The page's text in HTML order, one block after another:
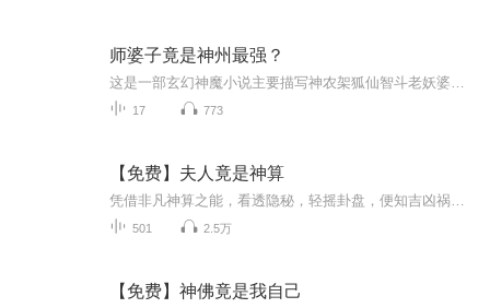
师婆子竟是神州最强？
17 773
【免费】夫人竟是神算
501 2.5万
【免费】神佛竟是我自己